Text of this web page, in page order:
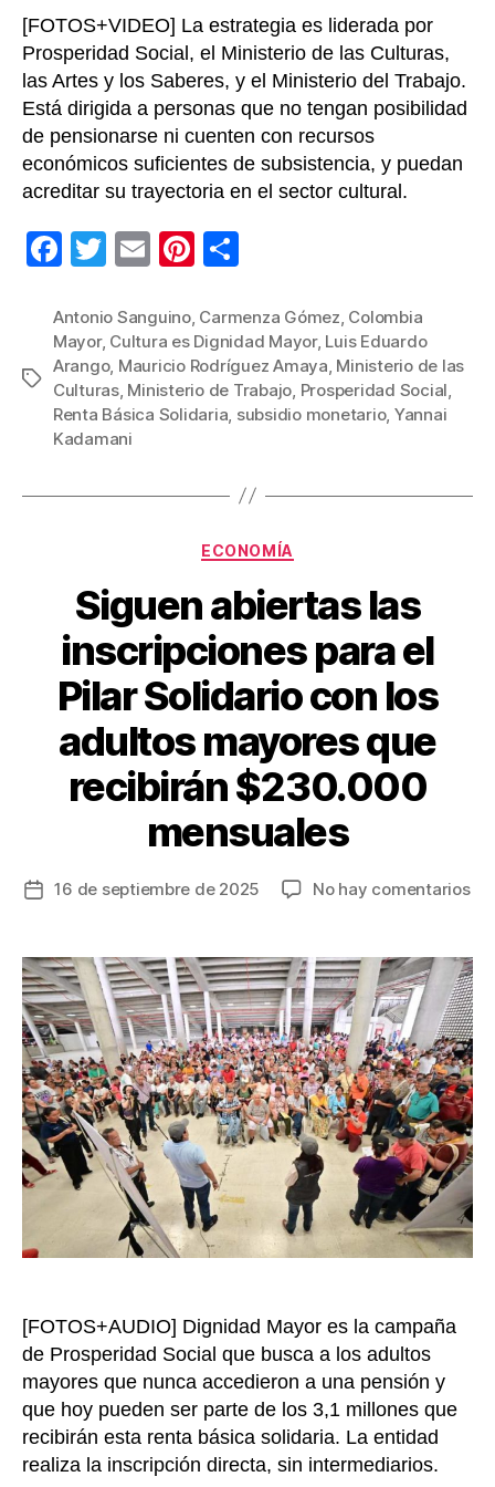
[FOTOS+VIDEO] La estrategia es liderada por
Prosperidad Social, el Ministerio de las Culturas,
las Artes y los Saberes, y el Ministerio del Trabajo.
Está dirigida a personas que no tengan posibilidad
de pensionarse ni cuenten con recursos
económicos suficientes de subsistencia, y puedan
acreditar su trayectoria en el sector cultural.
F
c
e
b
o
k
T
tt
er
E
ail
Pi
er
e
st
m
p
ar
tir
Etiquetas
Antonio Sanguino, Carmenza Gómez, Colombia
Mayor, Cultura es Dignidad Mayor, Luis Eduardo
Arango, Mauricio Rodríguez Amaya, Ministerio de las
Culturas, Ministerio de Trabajo, Prosperidad Social,
Renta Básica Solidaria, subsidio monetario, Yannai
Kadamani
Categorías
ECONOMÍA
Siguen abiertas las
inscripciones para el
Pilar Solidario con los
adultos mayores que
recibirán $230.000
mensuales
Fecha
entrada
16 de septiembre de 2025 No hay comentariosen
las
el
los
[FOTOS+AUDIO] Dignidad Mayor es la campaña
de Prosperidad Social que busca a los adultos
mayores que nunca accedieron a una pensión y
que hoy pueden ser parte de los 3,1 millones que
recibirán esta renta básica solidaria. La entidad
realiza la inscripción directa, sin intermediarios.